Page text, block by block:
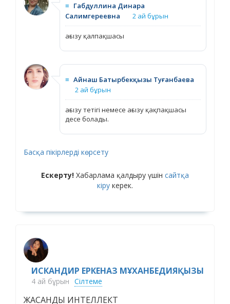
≡ Габдуллина Динара
Салимгереевна
2 ай бұрын
ағызу қалпақшасы
≡ Айнаш Батырбекқызы Туғанбаева
2 ай бұрын
ағызу тетігі немесе ағызу қақпақшасы
десе болады.
Басқа пікірлерді көрсету
Ескерту! Хабарлама қалдыру үшін сайтқа
кіру керек.
ИСКАНДИР ЕРКЕНАЗ МҰХАНБЕДИЯҚЫЗЫ
4 ай бұрын Сілтеме
ЖАСАНДЫ ИНТЕЛЛЕКТ